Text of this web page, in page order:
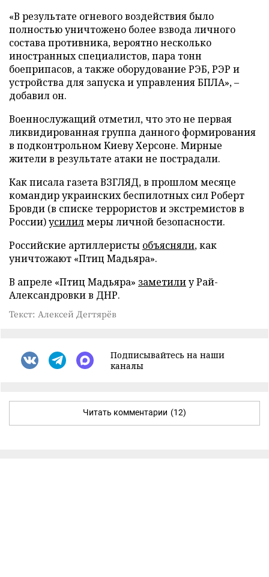
«В результате огневого воздействия было
полностью уничтожено более взвода личного
состава противника, вероятно несколько
иностранных специалистов, пара тонн
боеприпасов, а также оборудование РЭБ, РЭР и
устройства для запуска и управления БПЛА», –
добавил он.
Военнослужащий отметил, что это не первая
ликвидированная группа данного формирования
в подконтрольном Киеву Херсоне. Мирные
жители в результате атаки не пострадали.
Как писала газета ВЗГЛЯД, в прошлом месяце
командир украинских беспилотных сил Роберт
Бровди (в списке террористов и экстремистов в
России)усилилмеры личной безопасности.
Российские артиллеристы объясняли, как
уничтожают «Птиц Мадьяра».
В апреле «Птиц Мадьяра» заметилиу Рай-
Александровки в ДНР.
Текст: Алексей Дегтярёв
Подписывайтесь на наши
каналы
Читать комментарии (12)